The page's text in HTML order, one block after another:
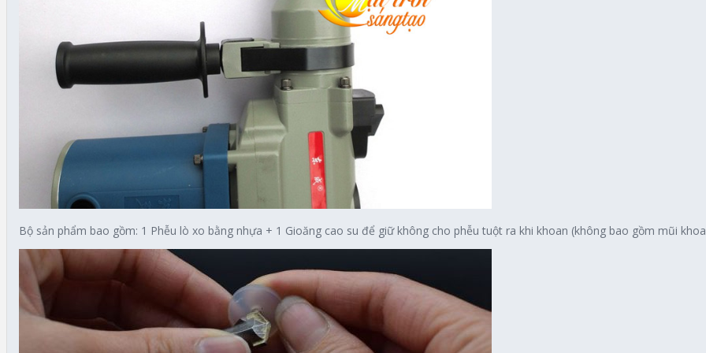
Bộ sản phẩm bao gồm: 1 Phễu lò xo bằng nhựa + 1 Gioăng cao su để giữ không cho phễu tuột ra khi khoan (không bao gồm mũi